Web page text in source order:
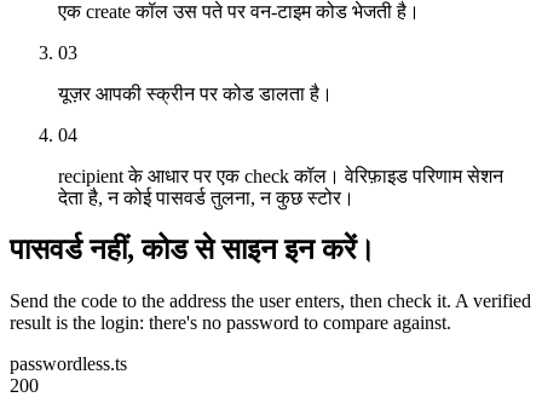
एक create कॉल उस पते पर वन-टाइम कोड भेजती है।
03
यूज़र आपकी स्क्रीन पर कोड डालता है।
04
recipient के आधार पर एक check कॉल। वेरिफ़ाइड परिणाम सेशन
देता है, न कोई पासवर्ड तुलना, न कुछ स्टोर।
पासवर्ड नहीं, कोड से साइन इन करें।
Send the code to the address the user enters, then check it. A verified
result is the login: there's no password to compare against.
passwordless.ts
200